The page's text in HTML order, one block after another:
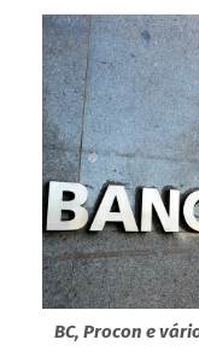
BC, Procon e